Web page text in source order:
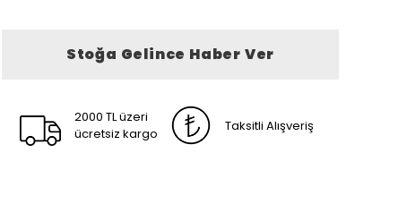
Stoğa Gelince Haber Ver
2000 TL üzeri
ücretsiz kargo
Taksitli Alışveriş